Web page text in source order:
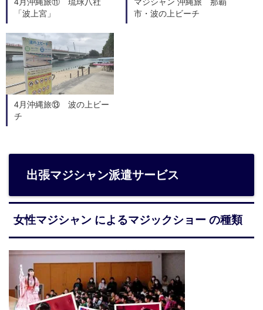
「波上宮」
市・波の上ビーチ
4月沖縄旅⑬ 波の上ビー
チ
出張マジシャン派遣サービス
女性マジシャン によるマジックショー の種類